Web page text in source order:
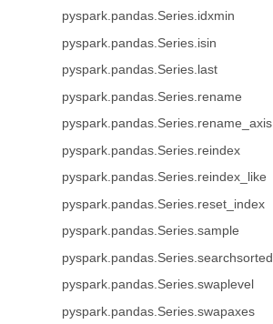
pyspark.pandas.Series.idxmin
pyspark.pandas.Series.isin
pyspark.pandas.Series.last
pyspark.pandas.Series.rename
pyspark.pandas.Series.rename_axis
pyspark.pandas.Series.reindex
pyspark.pandas.Series.reindex_like
pyspark.pandas.Series.reset_index
pyspark.pandas.Series.sample
pyspark.pandas.Series.searchsorted
pyspark.pandas.Series.swaplevel
pyspark.pandas.Series.swapaxes